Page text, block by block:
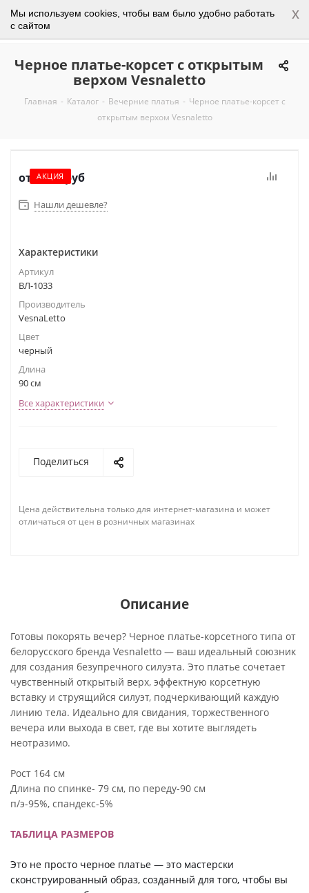
Мы используем cookies, чтобы вам было удобно работать
с сайтом
x
0
Черное платье-корсет с открытым
верхом Vesnaletto
Главная - Каталог - Вечерние платья - Черное платье-корсет с
открытым верхом Vesnaletto
АКЦИЯ
от 5 550 руб
Нашли дешевле?
Характеристики
Артикул
ВЛ-1033
Производитель
VesnaLetto
Цвет
черный
Длина
90 см
Все характеристики
Поделиться
Цена действительна только для интернет-магазина и может
отличаться от цен в розничных магазинах
Описание
Готовы покорять вечер? Черное платье-корсетного типа от
белорусского бренда Vesnaletto — ваш идеальный союзник
для создания безупречного силуэта. Это платье сочетает
чувственный открытый верх, эффектную корсетную
вставку и струящийся силуэт, подчеркивающий каждую
линию тела. Идеально для свидания, торжественного
вечера или выхода в свет, где вы хотите выглядеть
неотразимо.
Рост 164 см
Длина по спинке- 79 см, по переду-90 см
п/э-95%, спандекс-5%
ТАБЛИЦА РАЗМЕРОВ
Это не просто черное платье — это мастерски
сконструированный образ, созданный для того, чтобы вы